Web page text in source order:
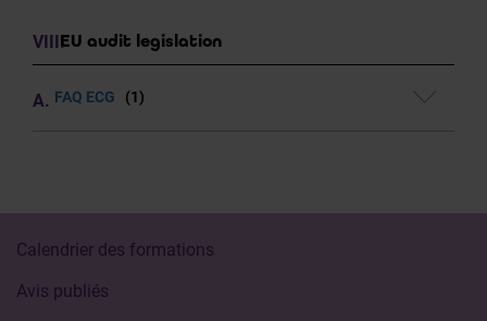
EU audit legislation
FAQ ECG (1)
Calendrier des formations
Avis publiés